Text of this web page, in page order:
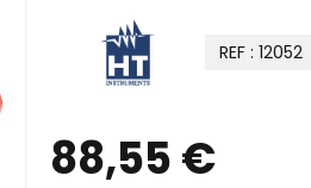
REF : 12052
88,55 €